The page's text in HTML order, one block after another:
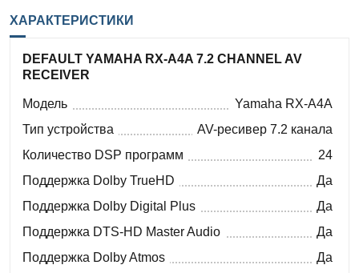
ХАРАКТЕРИСТИКИ
DEFAULT YAMAHA RX-A4A 7.2 CHANNEL AV
RECEIVER
Модель
Yamaha RX-A4A
Тип устройства
AV-ресивер 7.2 канала
Количество DSP программ
24
Поддержка Dolby TrueHD
Да
Поддержка Dolby Digital Plus
Да
Поддержка DTS-HD Master Audio
Да
Поддержка Dolby Atmos
Да